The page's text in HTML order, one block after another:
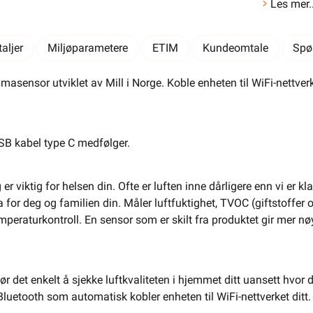
Meld feil i produktinformasjonen?
kunne inngå i et fast elektrisk anlegg, kan kun installeres
registrert installasjonsvirksomhet.
1 stk
Les
Miljøparametere ETIM Kundeomtale
utviklet av Mill i Norge. Koble enheten til WiFi-
kabel type C medfølger.
viktig for helsen din. Ofte er luften inne dårligere enn vi er
for deg og familien din. Måler luftfuktighet, TVOC (giftstoffer
En sensor som er skilt fra produktet gir mer
det enkelt å sjekke luftkvaliteten i hjemmet ditt uansett
som automatisk kobler enheten til WiFi-nettverket